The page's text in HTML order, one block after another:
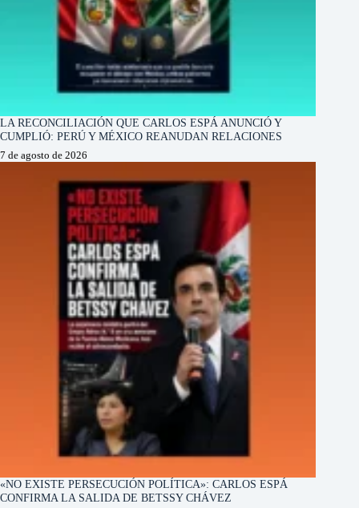
LA RECONCILIACIÓN QUE CARLOS ESPÁ ANUNCIÓ Y
CUMPLIÓ: PERÚ Y MÉXICO REANUDAN RELACIONES
7 de agosto de 2026
«NO EXISTE PERSECUCIÓN POLÍTICA»: CARLOS ESPÁ
CONFIRMA LA SALIDA DE BETSSY CHÁVEZ